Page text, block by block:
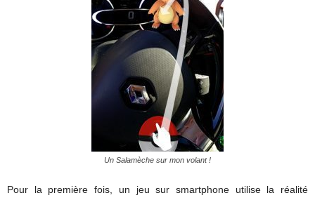
Un Salamèche sur mon volant !
Pour la première fois, un jeu sur smartphone utilise la réalité